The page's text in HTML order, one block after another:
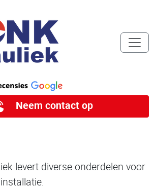
Neem contact op
levert diverse onderdelen voor